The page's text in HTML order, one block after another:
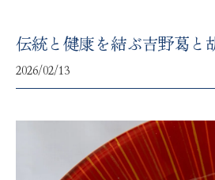
伝統と健康を結ぶ吉野葛と
2026/02/13